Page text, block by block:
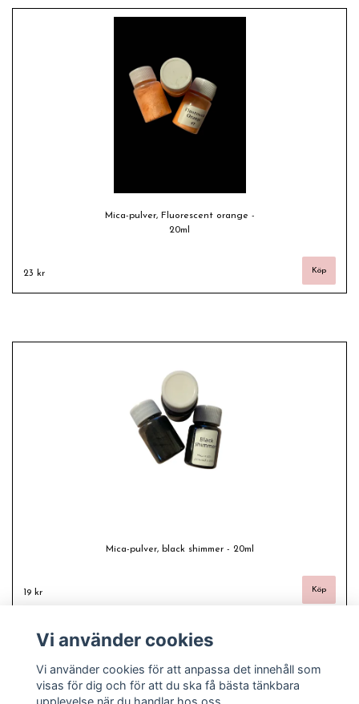
Mica-pulver, Fluorescent orange -
20ml
23 kr
Mica-pulver, black shimmer - 20ml
19 kr
Vi använder cookies
Vi använder cookies för att anpassa det innehåll som
visas för dig och för att du ska få bästa tänkbara
upplevelse när du handlar hos oss.